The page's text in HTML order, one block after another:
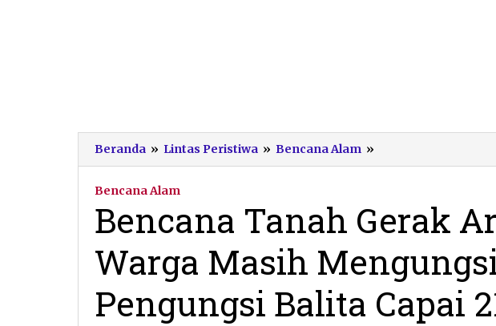
Beranda » Lintas Peristiwa » Bencana Alam »
Tanah
233
Warga
Mengungsi,
Jumlah
Pengungsi
Balita
Bencana Alam
Bencana Tanah Gerak
Warga Masih
Pengungsi Balita Capai